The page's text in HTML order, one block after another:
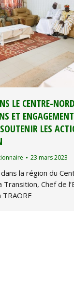
LE CENTRE-
ET
LES
23 mars 2023
la région du
Chef de